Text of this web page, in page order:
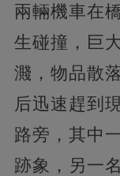
兩輛機車在
生碰撞，巨
濺，物品散
后迅速趕到
路旁，其中
跡象，另一